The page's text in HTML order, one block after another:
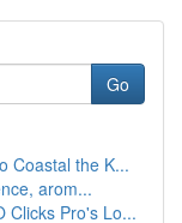
Go
Coastal the K...
arom...
Clicks Pro's Lo...